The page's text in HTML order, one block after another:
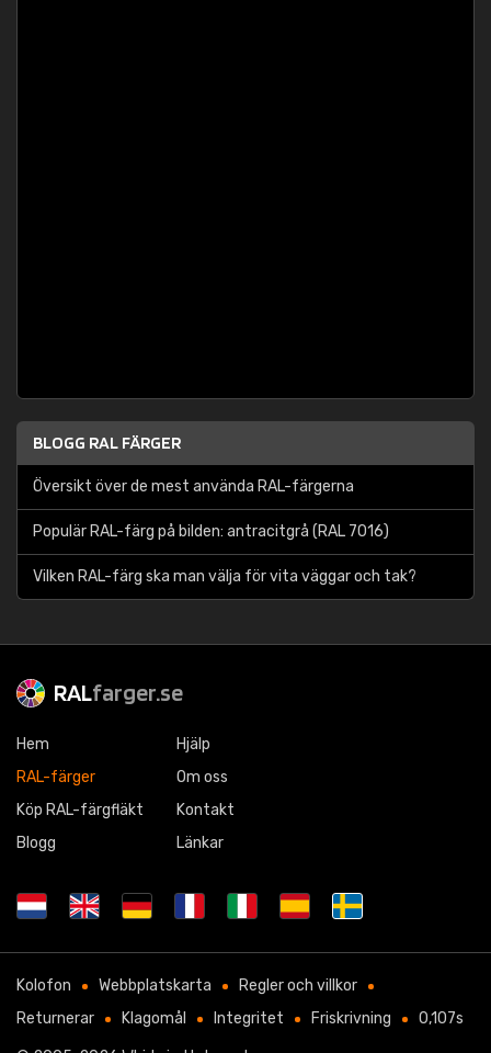
BLOGG RAL FÄRGER
Översikt över de mest använda RAL-färgerna
Populär RAL-färg på bilden: antracitgrå (RAL 7016)
Vilken RAL-färg ska man välja för vita väggar och tak?
RALfarger.se
Hem
RAL-färger
Köp RAL-färgfläkt
Blogg
Hjälp
Om oss
Kontakt
Länkar
Kolofon Webbplatskarta
Regler och villkor
Returnerar
Klagomål Integritet Friskrivning 0,107s